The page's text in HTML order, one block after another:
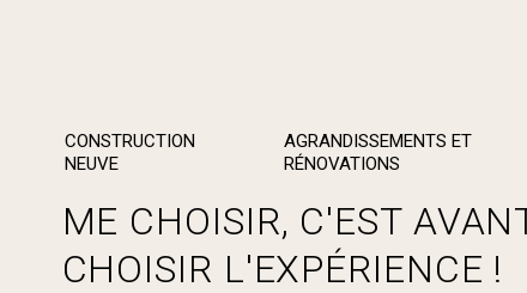
CONSTRUCTION
NEUVE
AGRANDISSEMENTS ET
RÉNOVATIONS
ME CHOISIR, C'EST
CHOISIR L'EXPÉRIENCE !